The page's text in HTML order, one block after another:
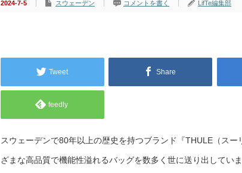
2024-7-5 スウェーデン コメントを書く LifTe編集部
Tweet Share
feedly
スウェーデンで80年以上の歴史を持つブランド『THULE（ス
ざまな高品質で機能性溢れるバッグを数多く世に送り出していま